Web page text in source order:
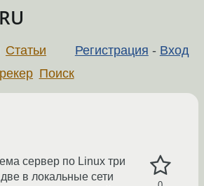
Регистрация - Вход
Статьи
Поиск
сервер по Linux три
в локальные сети